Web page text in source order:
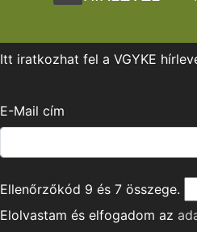
Itt iratkozhat fel a VGYKE
E-Mail cím
Ellenőrzőkód 9 és 7 összege.
Elolvastam és elfogadom az